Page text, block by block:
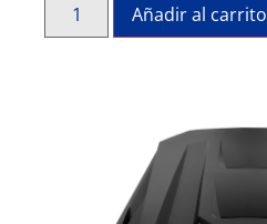
Añadir al carrito